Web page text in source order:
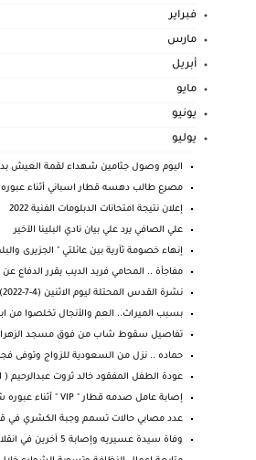
فبراير
مارس
أبريل
مايو
يونيو
يوليو
اليوم وصول جثامين شهداء لقمة العيش
مصرع طالب دهسه قطار اسباني أثناء
إعلان نتيجة امتحانات الدبلومات الفنية 2022
علي الصافي يرد علي بيان نادي البلينا الآخير
إنهاء خصومة ثآرية بين عائلتي " الجزيرى
مفاجأة .. المحامي فريد الديب يقرر الدفاع عن
نشرة القدس المحتلة ليوم الاثنين (4-7-2022) راسم أح...
بسبب الميراث.. العم والأنجال تخلصوا من
تفاصيل سقوط شاب من فوق مسجد الزهراء
حماده .. نزل من السعودية للزواج وتوفى
عودة الطفل المفقود خالد ثروت عبدالرحيم
إصابة عامل صدمه قطار " VIP " أثناء عبوره شريط السك...
عدد مصابي حالات تسمم وجبة الكشري في
وفاة سيدة عسيريه وإصابة 5 آخرين في انقلاب سيارة ب...